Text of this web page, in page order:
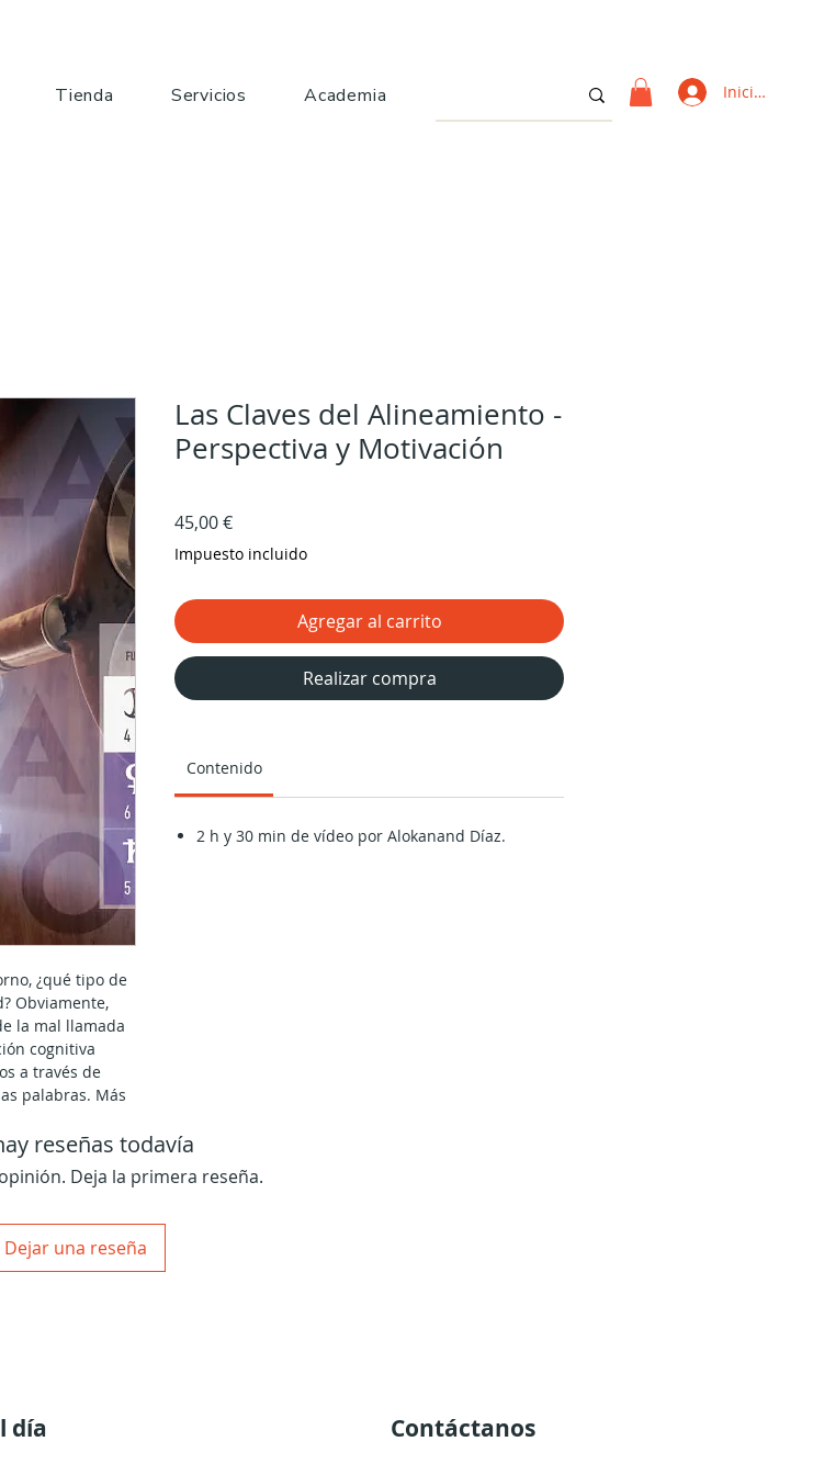
Tienda Servicios Academia Iniciar
¿qué tipo de
Obviamente,
la mal llamada
cognitiva
a través de
palabras. Más
forma en el
de
con tu
Las Claves del Alineamiento -
Perspectiva y Motivación
45,00 €Precio
Impuesto incluido
Agregar al carrito
Realizar compra
Contenido
2 h y 30 min de vídeo por Alokanand Díaz.
reseñas todavía
Deja la primera reseña.
Dejar una reseña
día Contáctanos